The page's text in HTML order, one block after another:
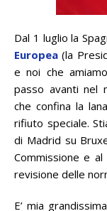
Dal 1 luglio la
Europea (la
e noi che
passo avanti nel
che confina la
rifiuto speciale.
di Madrid su
Commissione e
revisione delle
E’ mia